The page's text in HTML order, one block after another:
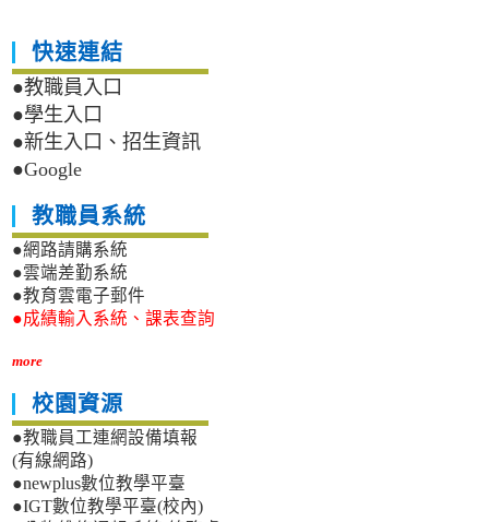
快速連結
●教職員入口
●學生入口
●新生入口、招生資訊
●Google
教職員系統
●網路請購系統
●雲端差勤系統
●教育雲電子郵件
●成績輸入系統、課表查詢
more
校園資源
●教職員工連網設備填報
(有線網路)
●newplus數位教學平臺
●IGT數位教學平臺(校內)